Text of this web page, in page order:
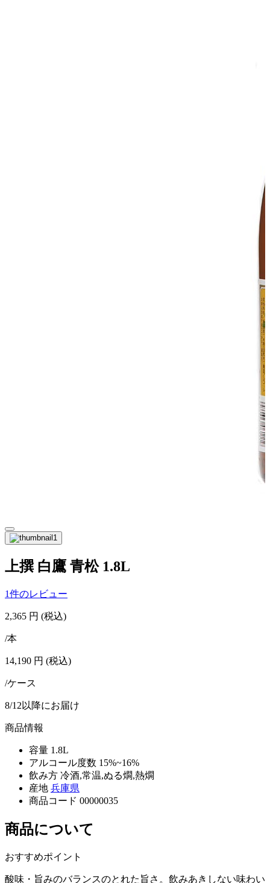
上撰 白鷹 青松 1.8L
1件のレビュー
2,365 円 (税込)
/本
14,190 円 (税込)
/ケース
8/12以降にお届け
商品情報
容量 1.8L
アルコール度数 15%~16%
飲み方 冷酒,常温,ぬる燗,熱燗
産地 兵庫県
商品コード 00000035
商品について
おすすめポイント
酸味・旨みのバランスのとれた旨さ。飲みあきしない味わい